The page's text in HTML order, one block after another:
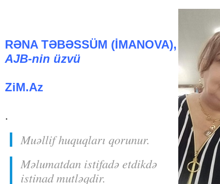
RƏNA TƏBƏSSÜM (İMANOVA),
AJB-nin üzvü
ZiM.Az
.
Muəllif huquqları qorunur.
Məlumatdan istifadə etdikdə
istinad mutləqdir.